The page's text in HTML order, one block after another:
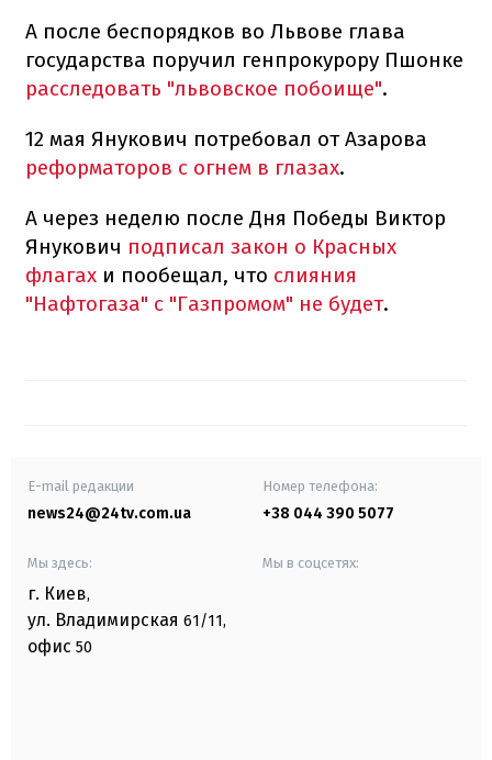
А после беспорядков во Львове глава
государства поручил генпрокурору Пшонке
расследовать "львовское побоище".
12 мая Янукович потребовал от Азарова
реформаторов с огнем в глазах.
А через неделю после Дня Победы Виктор
Янукович подписал закон о Красных
флагах и пообещал, что слияния
"Нафтогаза" с "Газпромом" не будет.
E-mail редакции
news24@24tv.com.ua
Номер телефона:
+38 044 390 5077
Мы здесь:
г. Киев,
ул. Владимирская 61/11,
офис 50
Мы в соцсетях: